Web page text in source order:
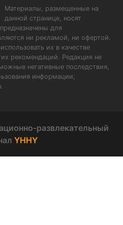
Материалы, размещенные на
данной странице, носят
для
ни рекламой, ни офертой.
их в качестве
рекомендаций. Редакция не
негативные последствия,
информации,
развлекательный
YHHY